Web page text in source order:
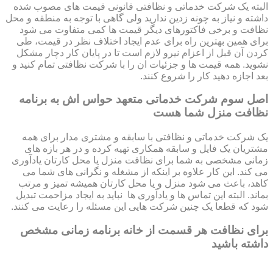
البته یک شرکت خدماتی و نظافتی قانونی قیمت های مصوب شده
داشته و نیاز به چونه زدین ندارید ولی گاهی با توجه به منطقه و محل
نظافت و برخی فاکتورهای دیگر قیمت ها کمی متفاوت می شود
برای همین بهترین راه برای عدم ایجاد اختلاف نظر در قیمت، طی
کردن آن قبل از اعزام نیرو لازم است تا در پایان کار دچار مشکل
نشوید. همه قیمت ها و جزئیات ان را با شرکت نظافتی تمام کنید و
بعد اجازه دهید کار را شروع کنند.
اصل سوم شرکت خدماتی متعهد حواس اش به برنامه
نظافت منزل شما هست
یک شرکت خدماتی و نظافتی با سابقه و مشتری مدار برای همه
مشتریان یک فایل و سابقه همکاری تهیه کرده و در هر بازه های
زمانی مشخصی به شما برای نظافت منزل یا محل کارتان یادآوری
می کند. این کار علاوه بر اینکه از مشغله و نگرانی های شما می
کاهد، باعث می شود منزل و یا محل کارتان همیشه تمیز و مرتب
بماند. البته این تماس ها و یادآوری ها نباید به ایجاد مزاحمت تبدیل
شود که قطعا یک چنین شرکت هایی این مسئله را رعایت می کنند.
برای نظافت هر قسمت از خانه برنامه زمانی مشخص
داشته باشید